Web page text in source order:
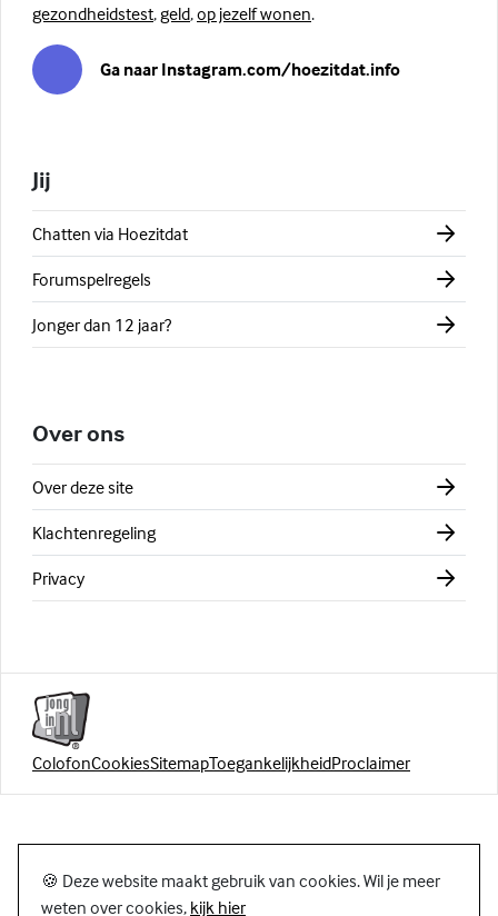
gezondheidstest, geld,op jezelf wonen.
Ga naar Instagram.com/hoezitdat.info
Jij
Chatten via Hoezitdat
Forumspelregels
Jonger dan 12 jaar?
Over ons
Over deze site
Klachtenregeling
Privacy
ColofonCookiesSitemapToegankelijkheidProclaimer
🍪 Deze website maakt gebruik van cookies. Wil je meer
weten over cookies, kijk hier